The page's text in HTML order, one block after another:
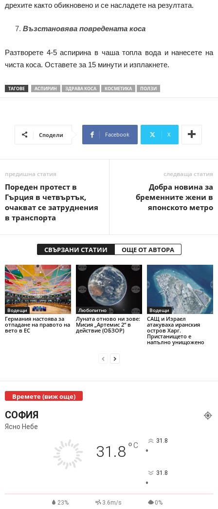
дрехите както обикновено и се насладете на резултата.
Възстановява повредената коса
Разтворете 4-5 аспирина в чаша топла вода и нанесете на
чиста коса. Оставете за 15 минути и изплакнете.
ТАГОВЕ АСПИРИН ЗДРАВА КОСА КОСМЕТИКА ПОЛЗИ
Сподели Facebook X
предишна статия
Пореден протест в
Гърция в четвъртък,
очакват се затруднения
в транспорта
следваща статия
Добра новина за
бременните жени в
японското метро
СВЪРЗАНИ СТАТИИ ОЩЕ ОТ АВТОРА
Водещи
Германия настоява за
отпадане на правото на
вето в ЕС
Любопитно
Луната отново ни зове:
Мисия „Артемис 2“ в
действие (ОБЗОР)
Водещи
САЩ и Израел
атакуваха иранския
остров Харг.
Пристанището е
напълно унищожено
Времете (виж още)
СОФИЯ
Ясно Небе
31.8°C 31.8
°
31.8
°
23% 3.6m/s 0%